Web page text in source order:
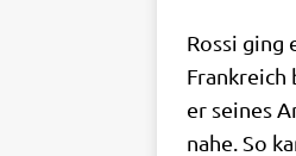
Ros­si ging
Frank­reich
er sei­nes
nahe. So